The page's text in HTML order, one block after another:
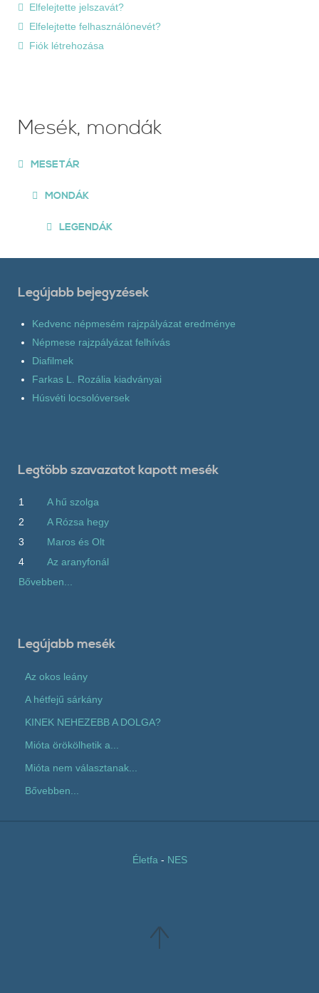
Elfelejtette jelszavát?
Elfelejtette felhasználónevét?
Fiók létrehozása
Mesék, mondák
MESETÁR
MONDÁK
LEGENDÁK
Legújabb bejegyzések
Kedvenc népmesém rajzpályázat eredménye
Népmese rajzpályázat felhívás
Diafilmek
Farkas L. Rozália kiadványai
Húsvéti locsolóversek
Legtöbb szavazatot kapott mesék
1
A hű szolga
2
A Rózsa hegy
3
Maros és Olt
4
Az aranyfonál
Bővebben...
Legújabb mesék
Az okos leány
A hétfejű sárkány
KINEK NEHEZEBB A DOLGA?
Mióta örökölhetik a...
Mióta nem választanak...
Bővebben...
Életfa - NES